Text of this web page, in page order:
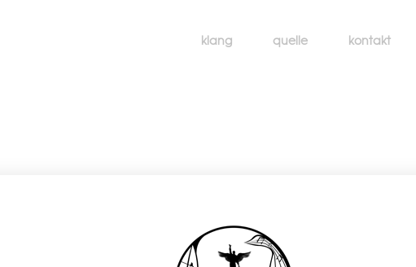
klang quelle kontakt